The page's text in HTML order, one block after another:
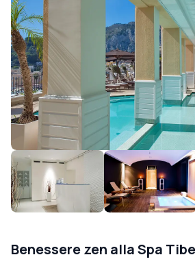
Benessere zen alla Spa